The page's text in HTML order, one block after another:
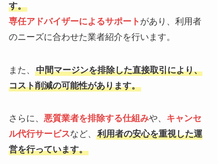
す。
専任アドバイザーによるサポート があり、利用者
のニーズに合わせた業者紹介を行います。
また、 中間マージンを排除した直接取引により、
コスト削減の可能性があります。
さらに、 悪質業者を排除する仕組みや、 キャンセ
ル代行サービスなど、 利用者の安心を重視した運
営を行っています。